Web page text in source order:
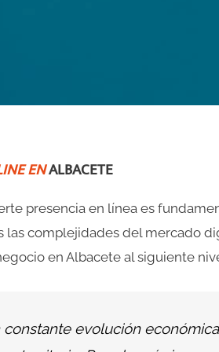
ENALBACETE
presencia en línea es
las complejidades del mercado
en Albacete al siguiente
evolución